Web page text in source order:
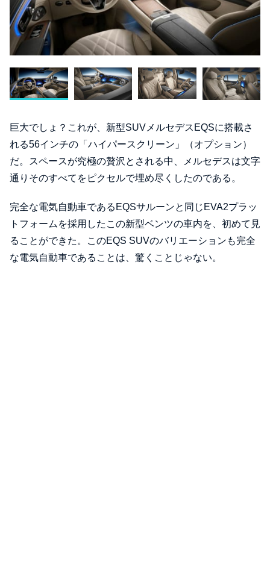
巨大でしょ？これが、新型SUVメルセデスEQSに搭載さ
れる56インチの「ハイパースクリーン」（オプション）
だ。スペースが究極の贅沢とされる中、メルセデスは文字
通りそのすべてをピクセルで埋め尽くしたのである。
完全な電気自動車であるEQSサルーンと同じEVA2プラッ
トフォームを採用したこの新型ベンツの車内を、初めて見
ることができた。このEQS SUVのバリエーションも完全
な電気自動車であることは、驚くことじゃない。